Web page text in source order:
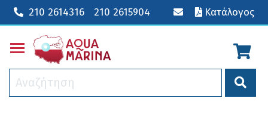
210 2614316 210 2615904 Κατάλογος
Toggle main menu visibility